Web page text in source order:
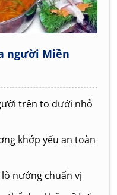
người Miền
trên to dưới nhỏ
khớp yếu an toàn
nướng chuẩn vị